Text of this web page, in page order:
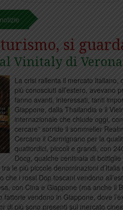
si
Vinitaly di Verona
La crisi rallenta il mercato italiano,
più conosciuti all’estero, avevano
fanno avanti, interessati, tanti
Giappone, dalla Thailandia e il
internazionale che chiude oggi,
cercare” sorride il sommelier
Cercano il Carmignano per la
quattordici, piccoli e grandi, con
Docg, qualche centinaia di
le più piccole denominazioni
che i rossi Dop toscani vendono
con Cina e Giappone (ma anche il
fattorie vendono in Giappone, dove
di più sono presenti sul mercato